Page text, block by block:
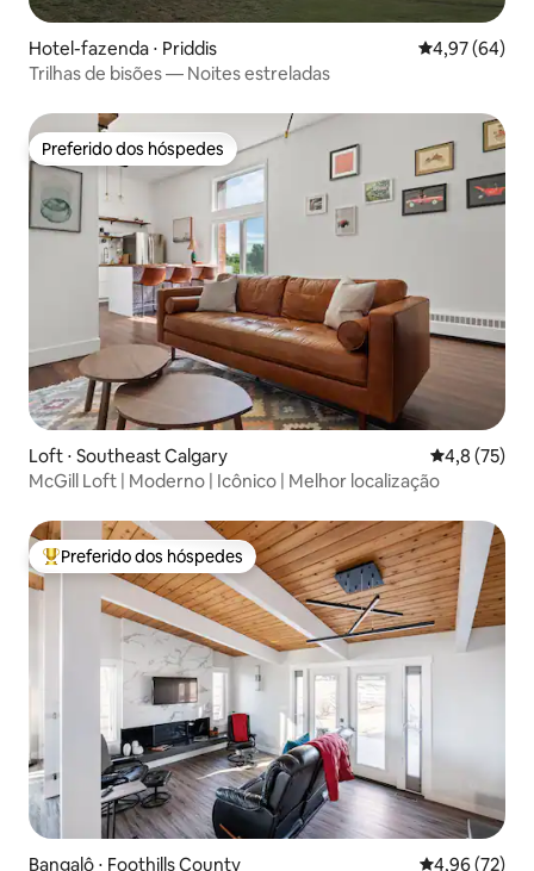
Hotel-fazenda ⋅ Priddis 4,97 de uma
4,97 (64)
Trilhas de bisões — Noites estreladas
Preferido dos hóspedes
Preferido dos hóspedes
Loft ⋅ Southeast Calgary 4,8 de uma
4,8 (75)
McGill Loft | Moderno | Icônico | Melhor localização
Entre os melhores preferidos dos hóspedes
Preferido dos hóspedes
Bangalô ⋅ Foothills County 4,96 de uma
4,96 (72)